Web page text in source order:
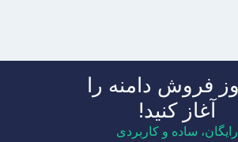
فروش دامنه را
آغاز کنید!
رایگان، ساده و کاربردی